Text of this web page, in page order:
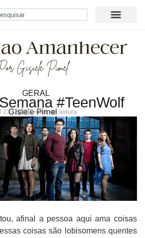
GERAL
#TeenWolf
Gisiele Pimel
21, 20151 mins de leitura
afinal a pessoa aqui ama coisas
coisas são lobisomens quentes